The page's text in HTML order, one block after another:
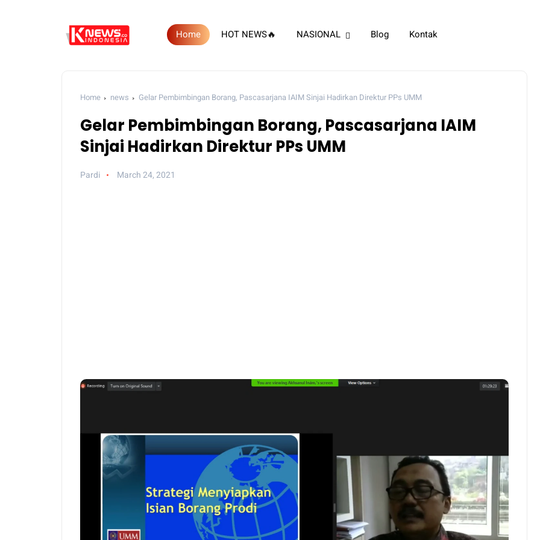
Home HOT NEWS🔥 NASIONAL Blog Kontak
Home news Gelar Pembimbingan Borang, Pascasarjana IAIM Sinjai Hadirkan Direktur PPs UMM
Gelar Pembimbingan Borang, Pascasarjana IAIM
Sinjai Hadirkan Direktur PPs UMM
Pardi March 24, 2021